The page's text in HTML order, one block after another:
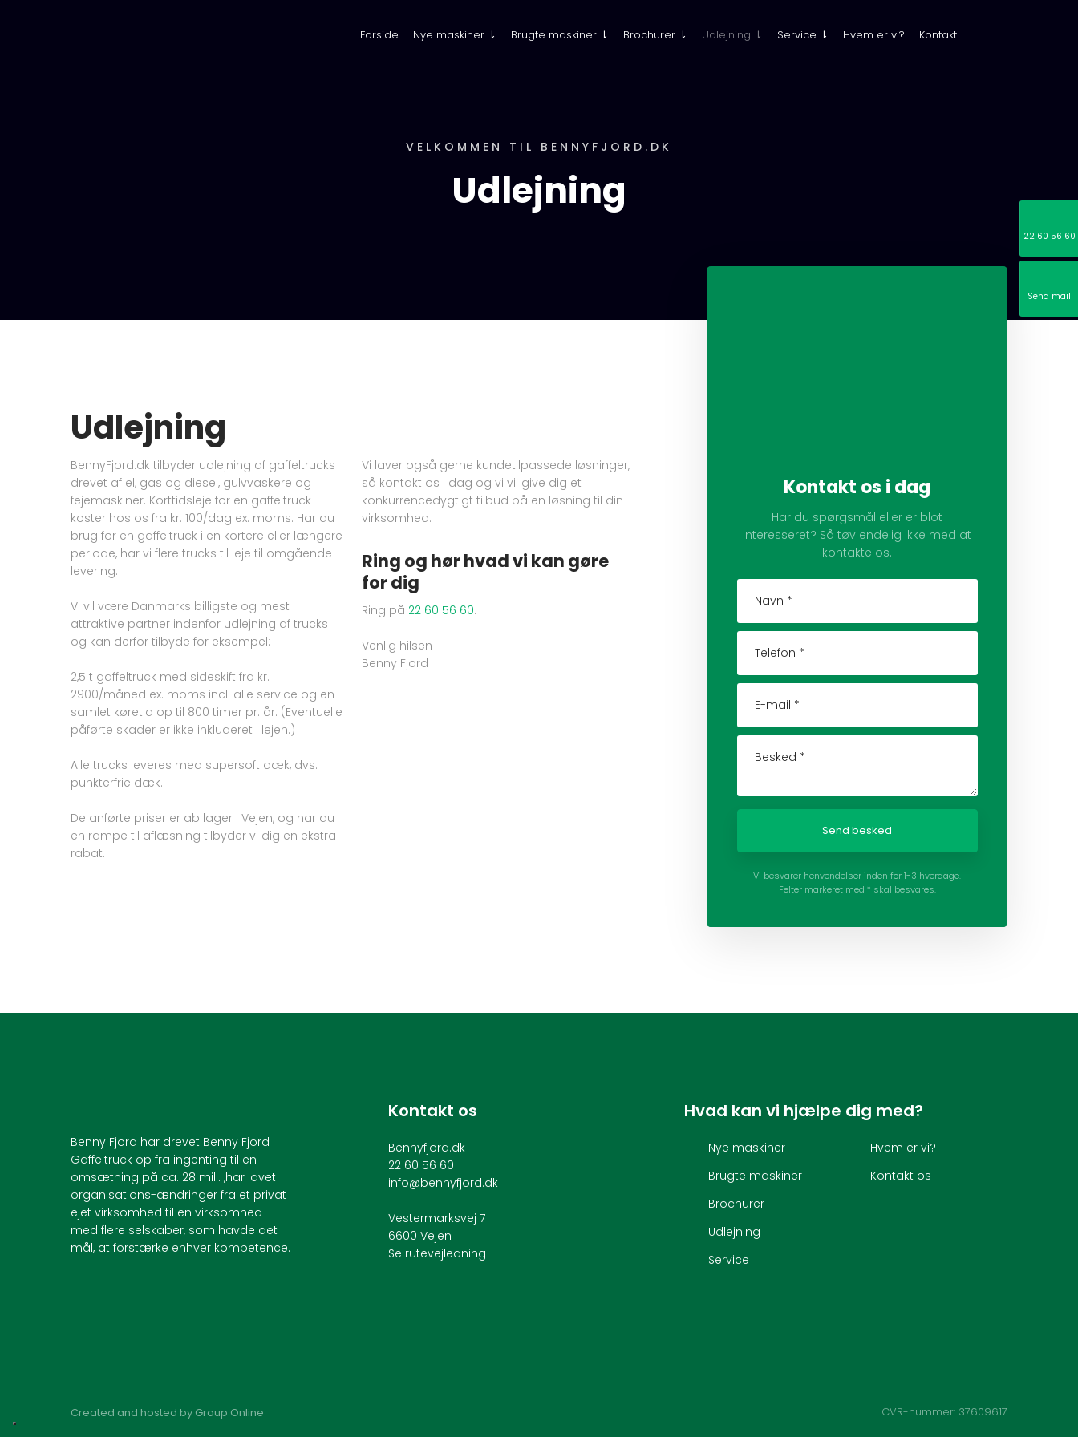
22 60 56 60
Send mail
Forside Nye maskiner ⇂ Brugte maskiner ⇂ Brochurer ⇂ Udlejning ⇂ Service ⇂ Hvem er vi? Kontakt
VELKOMMEN TIL BENNYFJORD.DK
Udlejning
Udlejning
BennyFjord.dk tilbyder udlejning af gaffeltrucks
drevet af el, gas og diesel, gulvvaskere og
fejemaskiner. Korttidsleje for en gaffeltruck
koster hos os fra kr. 100/dag ex. moms. Har du
brug for en gaffeltruck i en kortere eller længere
periode, har vi flere trucks til leje til omgående
levering.
Vi vil være Danmarks billigste og mest
attraktive partner indenfor udlejning af trucks
og kan derfor tilbyde for eksempel:
2,5 t gaffeltruck med sideskift fra kr.
2900/måned ex. moms incl. alle service og en
samlet køretid op til 800 timer pr. år. (Eventuelle
påførte skader er ikke inkluderet i lejen.)
Alle trucks leveres med supersoft dæk, dvs.
punkterfrie dæk.
De anførte priser er ab lager i Vejen, og har du
en rampe til aflæsning tilbyder vi dig en ekstra
rabat.​
Vi laver også gerne kundetilpassede løsninger,
så kontakt os i dag og vi vil give dig et
konkurrencedygtigt tilbud på en løsning til din
virksomhed.
Ring og hør hvad vi kan gøre
for dig
Ring på 22 60 56 60.
Venlig hilsen
Benny Fjord​​
Kontakt os i dag
Har du spørgsmål eller er blot
interesseret? Så tøv endelig ikke med at
kontakte os.
Vi besvarer henvendelser inden for 1-3 hverdage.
Felter markeret med * skal besvares.
Benny Fjord har drevet Benny Fjord
Gaffeltruck op fra ingenting til en
omsætning på ca. 28 mill. ,har lavet
organisations-ændringer fra et privat
ejet virksomhed til en virksomhed
med flere selskaber, som havde det
mål, at forstærke enhver kompetence.
Kontakt os
Bennyfjord.dk
22 60 56 60
info@bennyfjord.dk
Vestermarksvej 7
6600 Vejen
Se rutevejledning
Hvad kan vi hjælpe dig med?
Nye maskiner
Brugte maskiner
Brochurer
Udlejning
Service
Hvem er vi?
Kontakt os
Created and hosted by Group Online CVR-nummer: 37609617